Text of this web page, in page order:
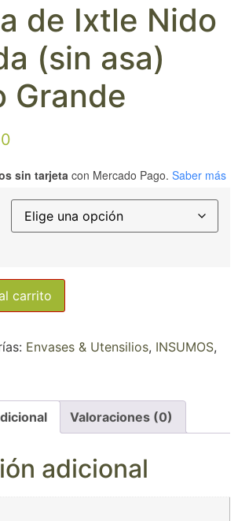
de Ixtle Nido
(sin asa)
Grande
sin tarjeta con Mercado Pago. Saber más
carrito
Envases & Utensilios, INSUMOS,
Valoraciones (0)
adicional